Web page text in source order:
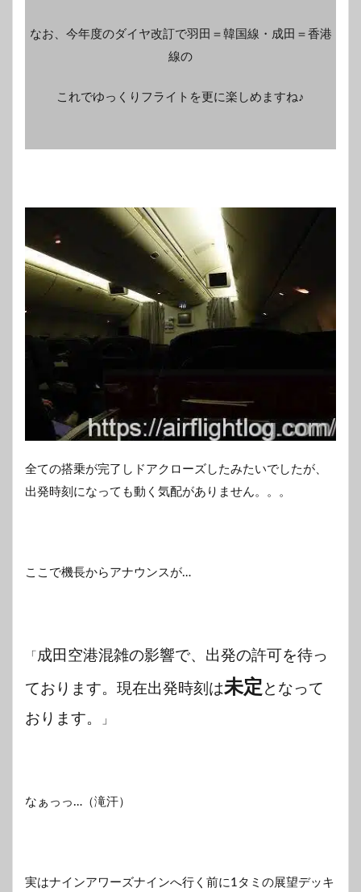
なお、今年度のダイヤ改訂で羽田＝韓国線・成田＝香港
線の
これでゆっくりフライトを更に楽しめますね♪
全ての搭乗が完了しドアクローズしたみたいでしたが、
出発時刻になっても動く気配がありません。。。
ここで機長からアナウンスが…
「 成田空港混雑の影響で、出発の許可を待っ
ております。現在出発時刻は未定 となって
おります。
」
なぁっっ…（滝汗）
実はナインアワーズナインへ行く前に1タミの展望デッキ